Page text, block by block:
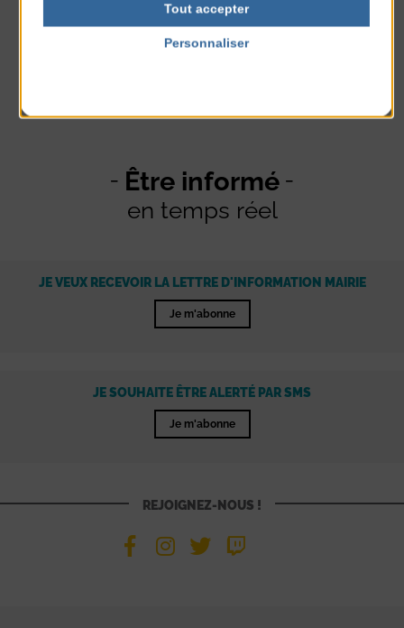
Les règles de bon voisinage
Être informé
en temps réel
JE VEUX RECEVOIR LA LETTRE D'INFORMATION MAIRIE
Je m'abonne
JE SOUHAITE ÊTRE ALERTÉ PAR SMS
Je m'abonne
REJOIGNEZ-NOUS !
Tout accepter
Personnaliser